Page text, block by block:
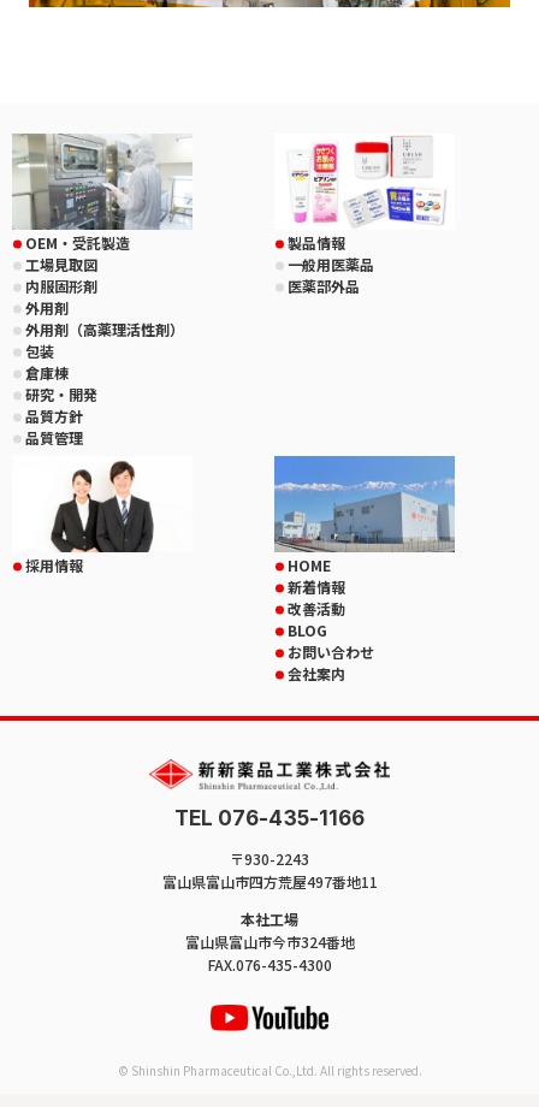
OEM・受託製造
工場見取図
内服固形剤
外用剤
外用剤（高薬理活性剤）
包装
倉庫棟
研究・開発
品質方針
品質管理
製品情報
一般用医薬品
医薬部外品
採用情報
HOME
新着情報
改善活動
BLOG
お問い合わせ
会社案内
TEL 076-435-1166
〒930-2243
富山県富山市四方荒屋497番地11
本社工場
富山県富山市今市324番地
FAX.076-435-4300
© Shinshin Pharmaceutical Co.,Ltd. All rights reserved.